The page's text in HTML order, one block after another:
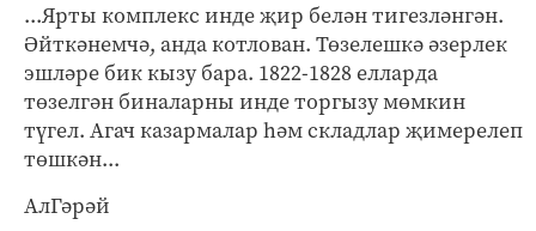
...Ярты комплекс инде җир белән тигезләнгән.
Әйткәнемчә, анда котлован. Төзелешкә әзерлек
эшләре бик кызу бара. 1822-1828 елларда
төзелгән биналарны инде торгызу мөмкин
түгел. Агач казармалар һәм складлар җимерелеп
төшкән...
АлГәрәй